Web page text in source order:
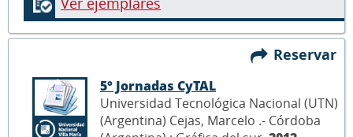
Reservar
5° Jornadas CyTAL
Universidad Tecnológica Nacional (UTN)
(Argentina) Cejas, Marcelo .- Córdoba